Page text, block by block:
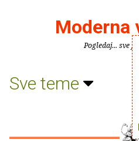
Moderna
Pogledaj... sve je
Sve teme